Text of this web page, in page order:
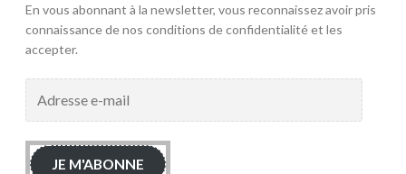
En vous abonnant à la newsletter, vous reconnaissez avoir pris
connaissance de nos conditions de confidentialité et les
accepter.
mail
JE M'ABONNE